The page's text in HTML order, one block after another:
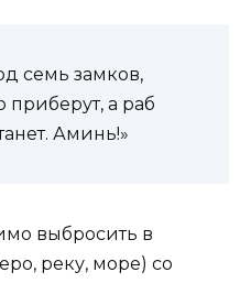
семь замков,
а раб
Аминь!»
выбросить в
реку, море) со